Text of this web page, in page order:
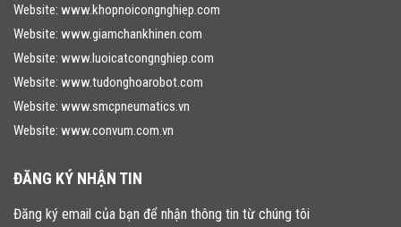
Website: www.khopnoicongnghiep.com
Website: www.giamchankhinen.com
Website: www.luoicatcongnghiep.com
Website: www.tudonghoarobot.com
Website: www.smcpneumatics.vn
Website: www.convum.com.vn
ĐĂNG KÝ NHẬN TIN
Đăng ký email của bạn để nhận thông tin từ chúng tôi